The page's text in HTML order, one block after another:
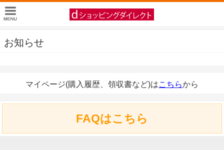
お知らせ
マイページ(購入履歴、領収書など)はこちらから
FAQはこちら